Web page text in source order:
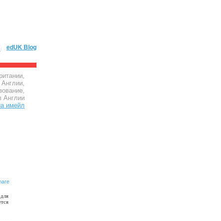
edUK Blog
Англии,
Англии